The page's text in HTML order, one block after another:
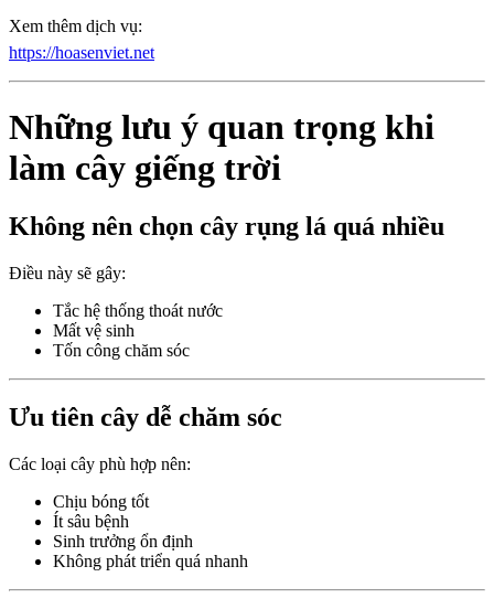
Xem thêm dịch vụ:
https://hoasenviet.net
Những lưu ý quan trọng khi
làm cây giếng trời
Không nên chọn cây rụng lá quá nhiều
Điều này sẽ gây:
Tắc hệ thống thoát nước
Mất vệ sinh
Tốn công chăm sóc
Ưu tiên cây dễ chăm sóc
Các loại cây phù hợp nên:
Chịu bóng tốt
Ít sâu bệnh
Sinh trưởng ổn định
Không phát triển quá nhanh